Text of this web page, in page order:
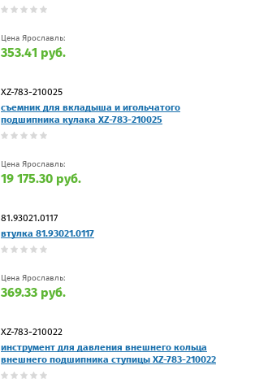
Цена Ярославль:
353.41 руб.
XZ-783-210025
съемник для вкладыша и игольчатого
подшипника кулака XZ-783-210025
Цена Ярославль:
19 175.30 руб.
81.93021.0117
втулка 81.93021.0117
Цена Ярославль:
369.33 руб.
XZ-783-210022
инструмент для давления внешнего кольца
внешнего подшипника ступицы XZ-783-210022